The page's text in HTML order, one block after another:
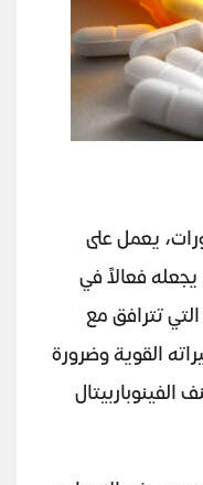
يعمل على
يجعله فعالاً في
تترافق مع
القوية وضرورة